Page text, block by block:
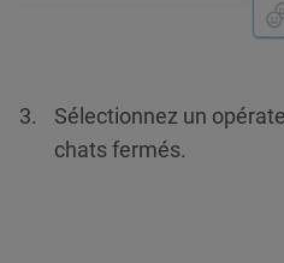
Sélectionnez un
chats fermés.